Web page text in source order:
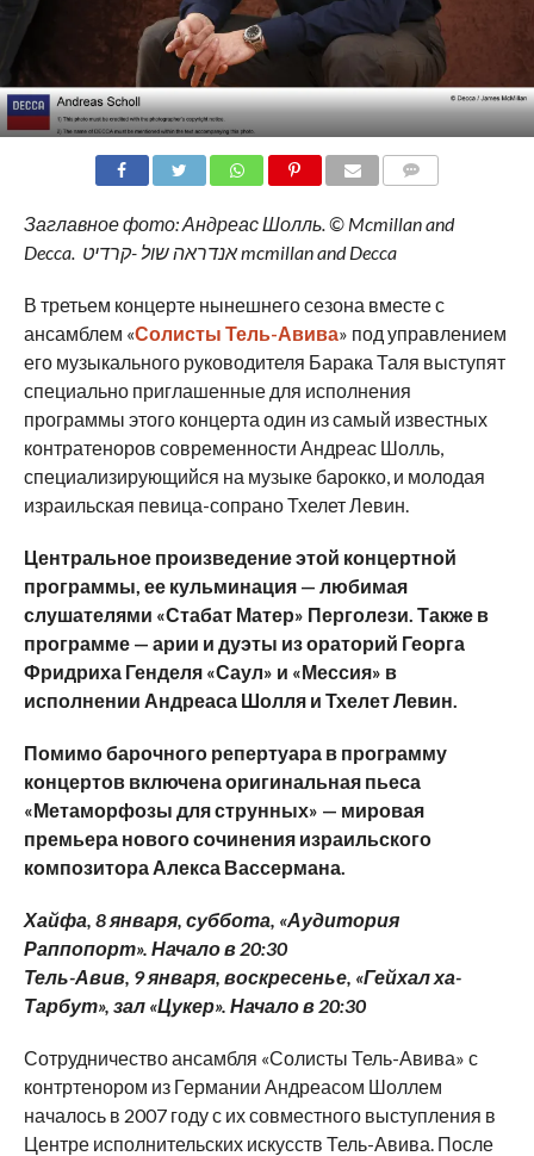
Заглавное фото: Андреас Шолль. © Mcmillan and
Decca. אנדראה שול -קרדיט mcmillan and Decca
В третьем концерте нынешнего сезона вместе с
ансамблем «Солисты Тель-Авива» под управлением
его музыкального руководителя Барака Таля выступят
специально приглашенные для исполнения
программы этого концерта один из самый известных
контратеноров современности Андреас Шолль,
специализирующийся на музыке барокко, и молодая
израильская певица-сопрано Тхелет Левин.
Центральное произведение этой концертной
программы, ее кульминация — любимая
слушателями «Стабат Матер» Перголези. Также в
программе — арии и дуэты из ораторий Георга
Фридриха Генделя «Саул» и «Мессия» в
исполнении Андреаса Шолля и Тхелет Левин.
Помимо барочного репертуара в программу
концертов включена оригинальная пьеса
«Метаморфозы для струнных» — мировая
премьера нового сочинения израильского
композитора Алекса Вассермана.
Хайфа, 8 января, суббота, «Аудитория
Раппопорт». Начало в 20:30
Тель-Авив, 9 января, воскресенье, «Гейхал ха-
Тарбут», зал «Цукер». Начало в 20:30
Сотрудничество ансамбля «Солисты Тель-Авива» с
контртенором из Германии Андреасом Шоллем
началось в 2007 году с их совместного выступления в
Центре исполнительских искусств Тель-Авива. После